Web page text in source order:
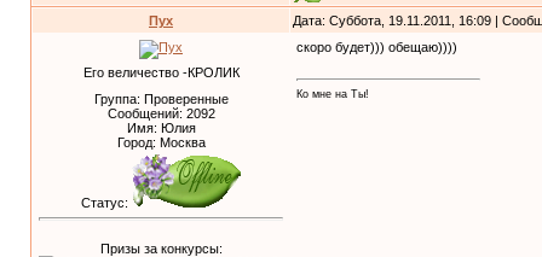
Пух Дата: Суббота, 19.11.2011, 16:09 |
Его величество -КРОЛИК
Группа: Проверенные
Сообщений: 2092
Имя: Юлия
Город: Москва
Статус:
Призы за конкурсы:
скоро будет))) обещаю))))
Ко мне на Ты!